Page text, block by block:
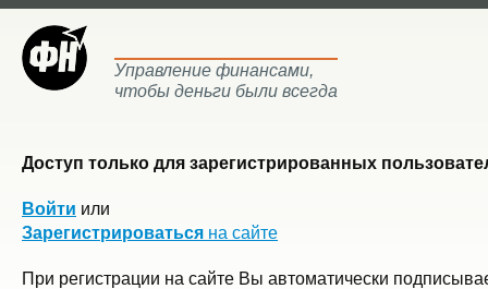
Управление финансами,
чтобы деньги были всегда
Доступ только для зарегистрированных
Войти или
Зарегистрироваться на сайте
При регистрации на сайте Вы автоматически